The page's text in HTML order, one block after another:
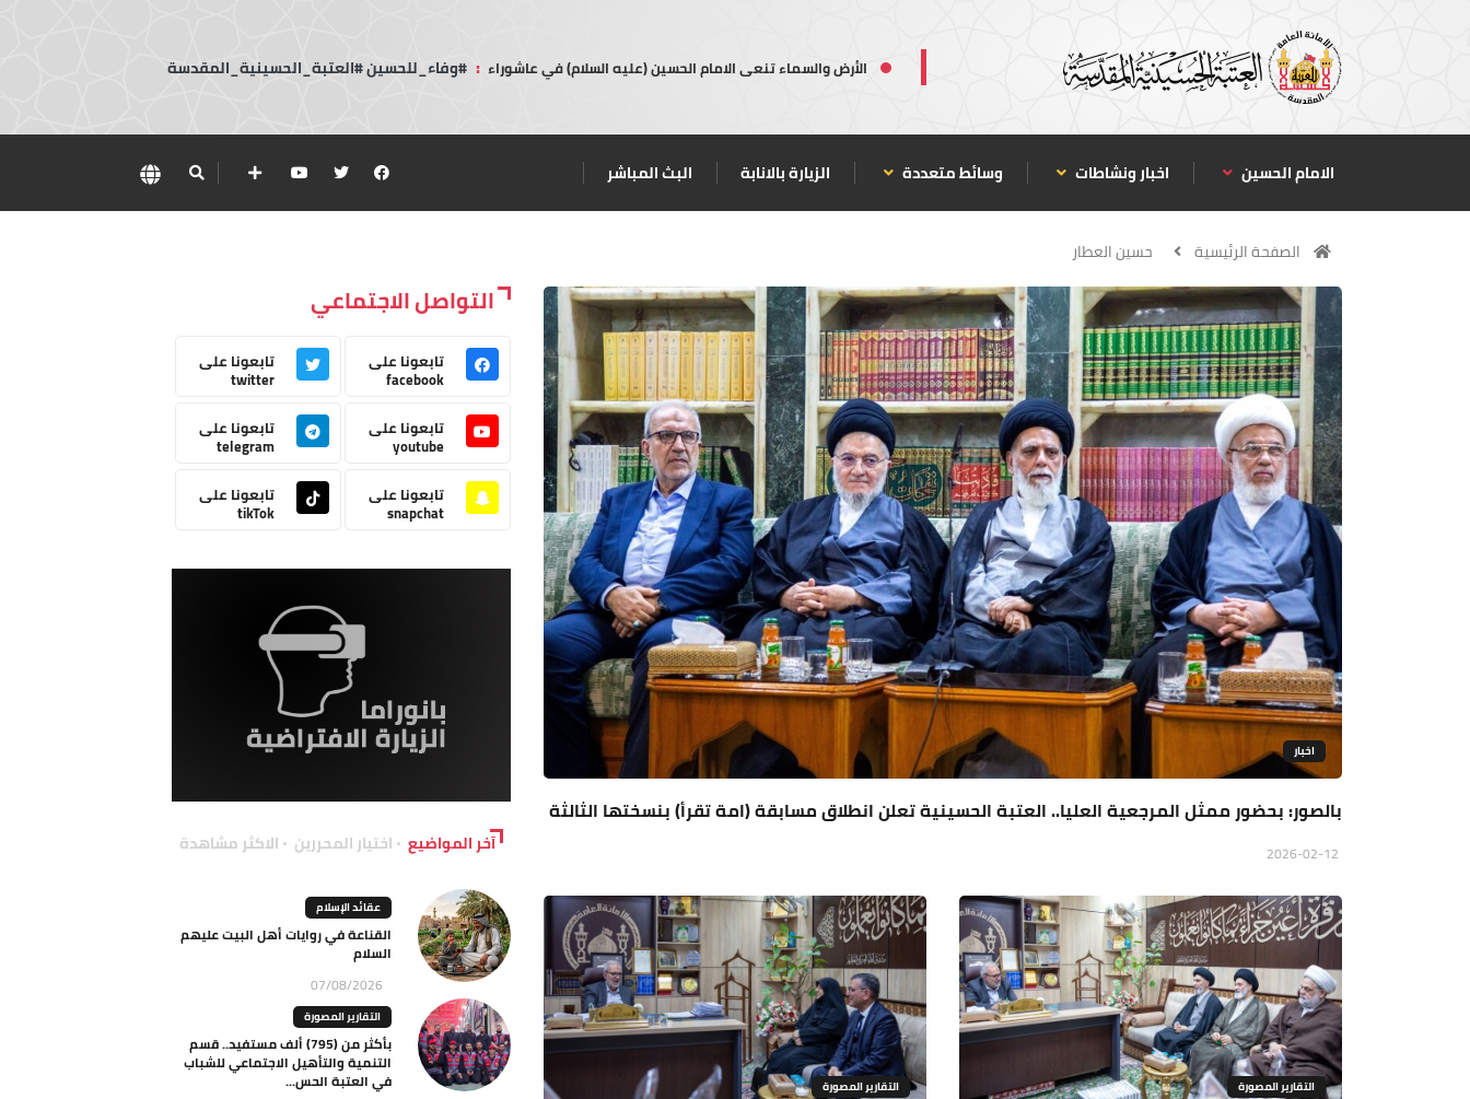
الأرض والسماء تنعى الامام الحسين (عليه السلام) في عاشوراء : #وفاء_للحسين #العتبة_الحسينية_المقدسة
الامام الحسين اخبار ونشاطات وسائط متعددة الزيارة بالانابة البث المباشر
الصفحة الرئيسية حسين العطار
اخبار
بالصور: بحضور ممثل المرجعية العليا.. العتبة الحسينية تعلن انطلاق مسابقة (امة تقرأ) بنسختها الثالثة
التقارير المصورة التقارير المصورة
التواصل الاجتماعي
تابعونا على
facebook
تابعونا على
twitter
تابعونا على
youtube
تابعونا على
telegram
تابعونا على
snapchat
تابعونا على
tikTok
آخر المواضيع اختيار المحررين الاكثر مشاهدة
عقائد الإسلام
القناعة في روايات أهل البيت عليهم
السلام
07/08/2026
التقارير المصورة
بأكثر من (795) ألف مستفيد.. قسم
التنمية والتأهيل الاجتماعي للشباب
في العتبة الحس...